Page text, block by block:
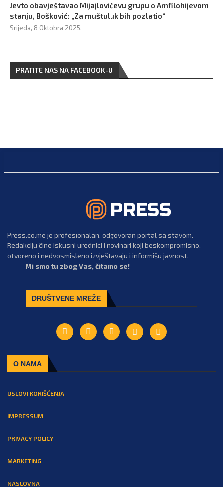
Jevto obavještavao Mijajlovićevu grupu o Amfilohijevom
stanju, Bošković: „Za muštuluk bih pozlatio“
Srijeda, 8 Oktobra 2025,
PRATITE NAS NA FACEBOOK-U
Press.co.me je profesionalan, odgovoran portal sa stavom.
Redakciju čine iskusni urednici i novinari koji beskompromisno,
otvoreno i nedvosmisleno izvještavaju i informišu javnost.
Mi smo tu zbog Vas, čitamo se!
DRUŠTVENE MREŽE
O NAMA
USLOVI KORIŠĆENJA
IMPRESSUM
PRIVACY POLICY
MARKETING
NASLOVNA